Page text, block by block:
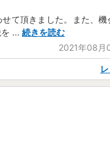
せて頂きました。また、
... 続きを読む
2021年08